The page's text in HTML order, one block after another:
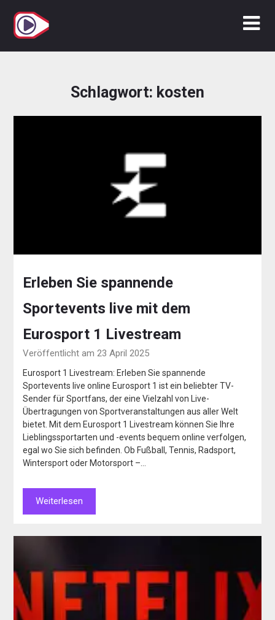
Inhalt
springen
Schlagwort: kosten
Erleben Sie spannende
Sportevents live mit dem
Eurosport 1 Livestream
Veröffentlicht am 23 April 2025
Eurosport 1 Livestream: Erleben Sie spannende
Sportevents live online Eurosport 1 ist ein beliebter TV-
Sender für Sportfans, der eine Vielzahl von Live-
Übertragungen von Sportveranstaltungen aus aller Welt
bietet. Mit dem Eurosport 1 Livestream können Sie Ihre
Lieblingssportarten und -events bequem online verfolgen,
egal wo Sie sich befinden. Ob Fußball, Tennis, Radsport,
Wintersport oder Motorsport –…
Weiterlesen